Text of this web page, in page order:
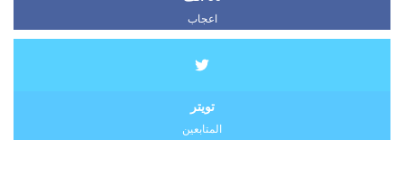
اعجاب
تويتر
المتابعين